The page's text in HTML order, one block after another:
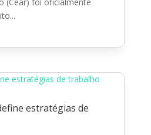
(Cear) foi oficialmente
estratégias de